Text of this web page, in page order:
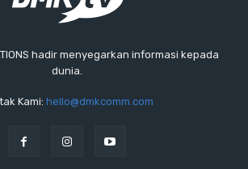
hadir menyegarkan informasi kepada
dunia.
Kami: hello@dmkcomm.com